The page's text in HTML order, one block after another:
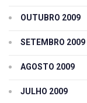
OUTUBRO 2009
SETEMBRO 2009
AGOSTO 2009
JULHO 2009